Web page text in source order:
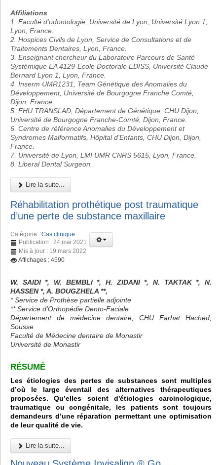
Affiliations
1. Faculté d'odontologie, Université de Lyon, Université Lyon 1,
Lyon, France.
2. Hospices Civils de Lyon, Service de Consultations et de
Traitements Dentaires, Lyon, France.
3. Enseignant chercheur du Laboratoire Parcours de Santé
Systémique EA 4129-Ecole Doctorale EDISS, Université Claude
Bernard Lyon 1, Lyon, France.
4. Inserm UMR1231, Team Génétique des Anomalies du
Développement, Université de Bourgogne Franche Comté,
Dijon, France.
5. FHU TRANSLAD, Département de Génétique, CHU Dijon,
Université de Bourgogne Franche-Comté, Dijon, France.
6. Centre de référence Anomalies du Développement et
Syndromes Malformatifs, Hôpital d'Enfants, CHU Dijon, Dijon,
France.
7. Université de Lyon, LMI UMR CNRS 5615, Lyon, France.
8. Liberal Dental Surgeon.
Lire la suite...
Réhabilitation prothétique post traumatique
d’une perte de substance maxillaire
Catégorie : Cas clinique
Publication : 24 mai 2021
Mis à jour : 19 mars 2022
Affichages : 4590
W. SAIDI *, W. BEMBLI *, H. ZIDANI *, N. TAKTAK *, N.
HASSEN *, A. BOUGZHELA **,
* Service de Prothèse partielle adjointe
** Service d’Orthopédie Dento-Faciale
Département de médecine dentaire, CHU Farhat Hached,
Sousse
Faculté de Médecine dentaire de Monastir
Université de Monastir
RÉSUMÉ
Les étiologies des pertes de substances sont multiples
d’où le large éventail des alternatives thérapeutiques
proposées. Qu’elles soient d'étiologies carcinologique,
traumatique ou congénitale, les patients sont toujours
demandeurs d’une réparation permettant une optimisation
de leur qualité de vie.
Lire la suite...